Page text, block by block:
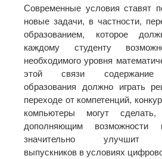
Современные условия ставят
новые задачи, в частности,
образованием, которое
каждому студенту
необходимого уровня
этой связи содержание
образования должно играть
переходе от компетенций,
компьютеры могут
дополняющим возможности
значительно улучшит
выпускников в условиях